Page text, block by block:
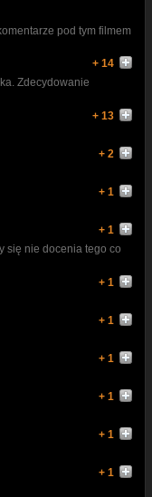
pod tym filmem
+ 14
Zdecydowanie
+ 13
+ 2
+ 1
+ 1
się nie docenia tego co
+ 1
+ 1
+ 1
+ 1
+ 1
+ 1